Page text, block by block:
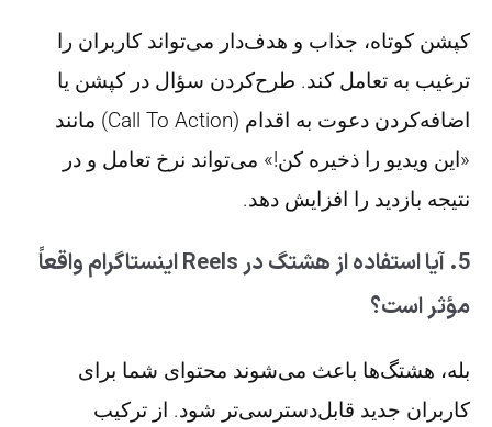
کپشن کوتاه، جذاب و هدف‌دار می‌تواند کاربران را
ترغیب به تعامل کند. طرح‌کردن سؤال در کپشن یا
اضافه‌کردن دعوت به اقدام (Call To Action) مانند
«این ویدیو را ذخیره کن!» می‌تواند نرخ تعامل و در
نتیجه بازدید را افزایش دهد.
5. آیا استفاده از هشتگ در Reels اینستاگرام واقعاً
مؤثر است؟
بله، هشتگ‌ها باعث می‌شوند محتوای شما برای
کاربران جدید قابل‌دسترسی‌تر شود. از ترکیب